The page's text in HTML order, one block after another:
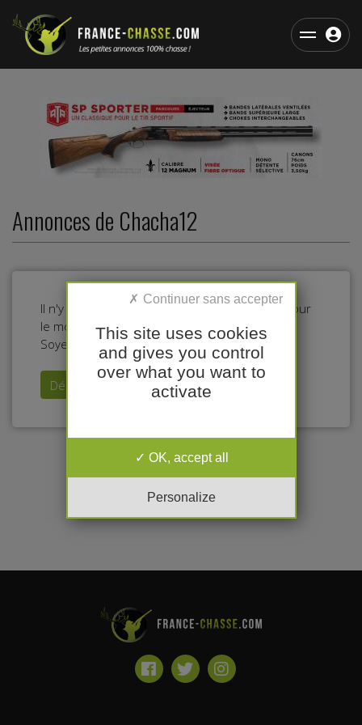
Annonces de Chacha12
Il n'y a pas d'annonces dans cette catégorie pour
le moment.
Soyez le premier à déposer une annonce !
Déposer mon annonce
This site uses cookies
and gives you control
over what you want to
activate
OK, accept all
Personalize